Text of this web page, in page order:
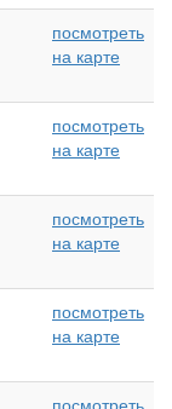
посмотреть
на карте
посмотреть
на карте
посмотреть
на карте
посмотреть
на карте
посмотреть